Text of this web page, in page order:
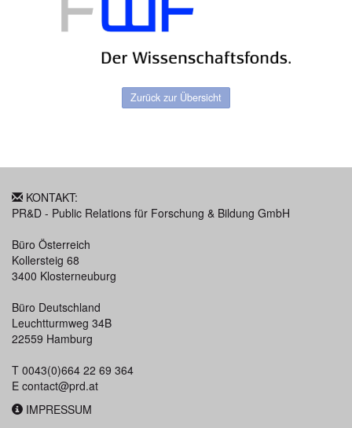
Zurück zur Übersicht
KONTAKT:
PR&D - Public Relations für Forschung & Bildung GmbH
Büro Österreich
Kollersteig 68
3400 Klosterneuburg
Büro Deutschland
Leuchtturmweg 34B
22559 Hamburg
T 0043(0)664 22 69 364
E contact@prd.at
IMPRESSUM